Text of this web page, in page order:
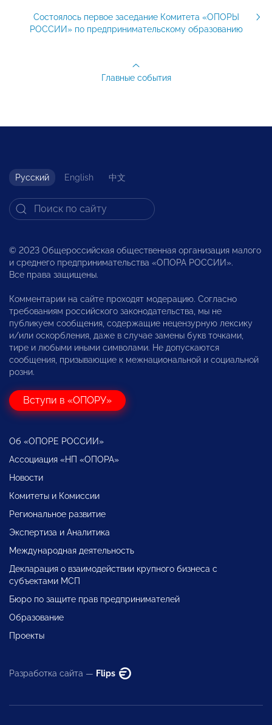
Состоялось первое заседание Комитета «ОПОРЫ
РОССИИ» по предпринимательскому образованию
Главные события
Русский English 中文
© 2023 Общероссийская общественная организация малого
и среднего предпринимательства «ОПОРА РОССИИ».
Все права защищены.
Комментарии на сайте проходят модерацию. Согласно
требованиям российского законодательства, мы не
публикуем сообщения, содержащие нецензурную лексику
и/или оскорбления, даже в случае замены букв точками,
тире и любыми иными символами. Не допускаются
сообщения, призывающие к межнациональной и социальной
розни.
Вступи в «ОПОРУ»
Об «ОПОРЕ РОССИИ»
Ассоциация «НП «ОПОРА»
Новости
Комитеты и Комиссии
Региональное развитие
Экспертиза и Аналитика
Международная деятельность
Декларация о взаимодействии крупного бизнеса с
субъектами МСП
Бюро по защите прав предпринимателей
Образование
Проекты
Разработка сайта — Flips